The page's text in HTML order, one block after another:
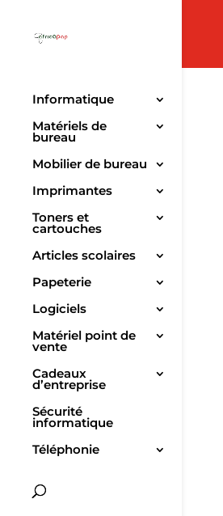
Informatique
Matériels de
bureau
Mobilier de bureau
Imprimantes
Toners et
cartouches
Articles scolaires
Papeterie
Logiciels
Matériel point de
vente
Cadeaux
d’entreprise
Sécurité
informatique
Téléphonie